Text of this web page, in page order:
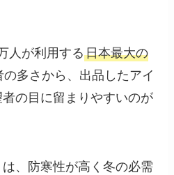
人が利用する日本最大の
の多さから、出品したアイ
の目に留まりやすいのが
、防寒性が高く冬の必需